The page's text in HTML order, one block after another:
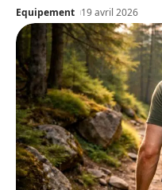
Equipement 19 avril 2026